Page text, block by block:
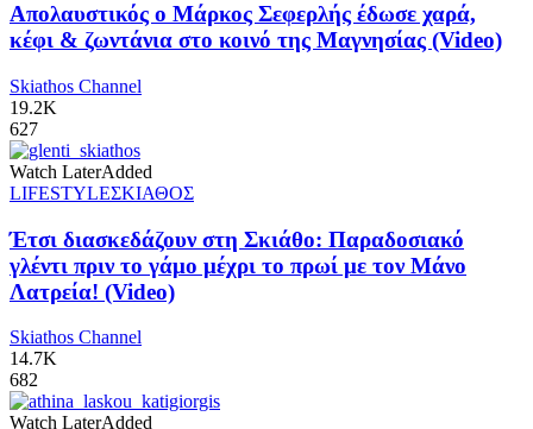
Απολαυστικός ο Μάρκος Σεφερλής έδωσε χαρά,
κέφι & ζωντάνια στο κοινό της Μαγνησίας (Video)
Skiathos Channel
19.2K
627
Watch LaterAdded
LIFESTYLEΣΚΙΑΘΟΣ
Έτσι διασκεδάζουν στη Σκιάθο: Παραδοσιακό
γλέντι πριν το γάμο μέχρι το πρωί με τον Μάνο
Λατρεία! (Video)
Skiathos Channel
14.7K
682
Watch LaterAdded